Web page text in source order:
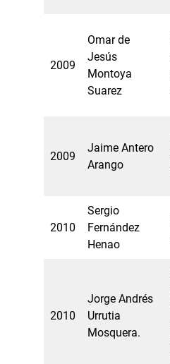
2009
Omar de
Jesús
Montoya
Suarez
2009
Jaime Antero
Arango
2010
Sergio
Fernández
Henao
2010
Jorge Andrés
Urrutia
Mosquera.